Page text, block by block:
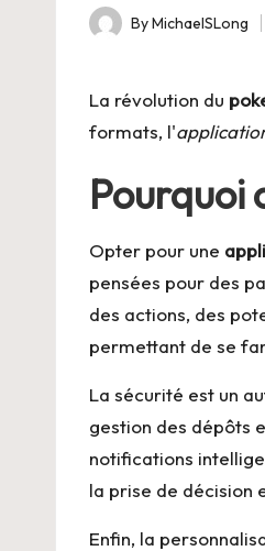
Posted
ByMichaelSLong
La révolution du
formats, l'
Pourquoi
Opter pour une
pensées pour des
des actions, des
permettant de se
La sécurité est un
gestion des dépôts
notifications
la prise de décision
Enfin, la